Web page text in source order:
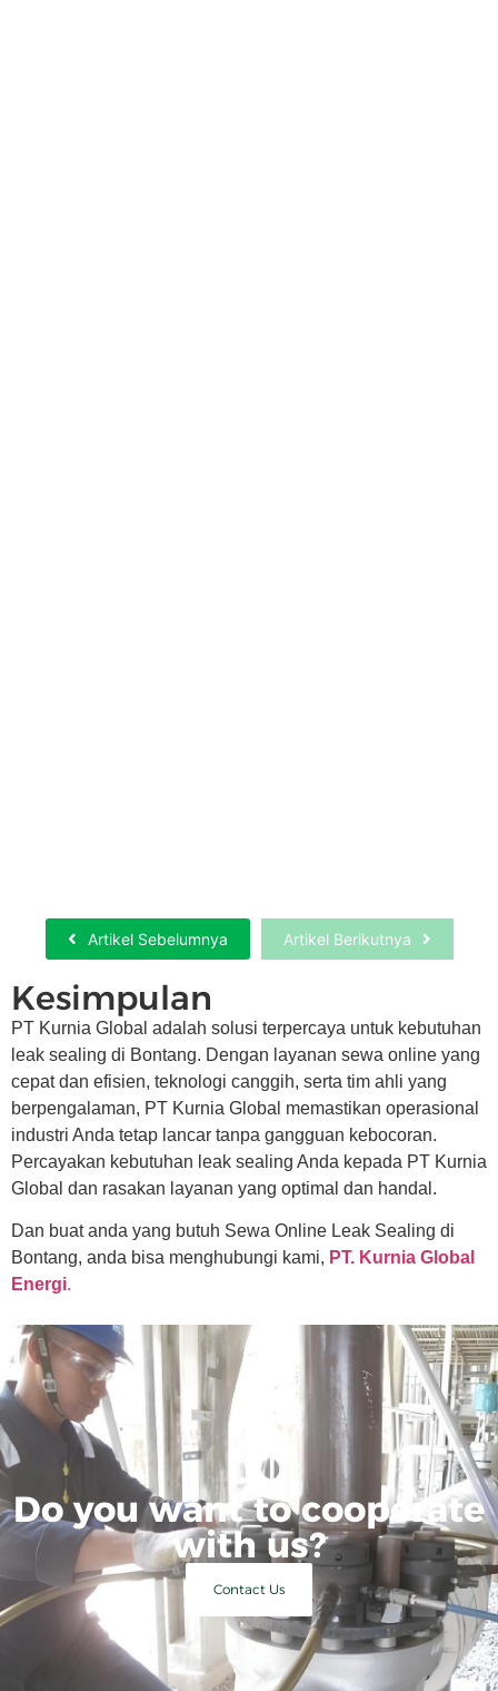
Artikel Sebelumnya Artikel Berikutnya
Kesimpulan
PT Kurnia Global adalah solusi terpercaya untuk kebutuhan
leak sealing di Bontang. Dengan layanan sewa online yang
cepat dan efisien, teknologi canggih, serta tim ahli yang
berpengalaman, PT Kurnia Global memastikan operasional
industri Anda tetap lancar tanpa gangguan kebocoran.
Percayakan kebutuhan leak sealing Anda kepada PT Kurnia
Global dan rasakan layanan yang optimal dan handal.
Dan buat anda yang butuh Sewa Online Leak Sealing di
Bontang, anda bisa menghubungi kami, PT. Kurnia Global
Energi.
Do you want to cooperate
with us?
Contact Us